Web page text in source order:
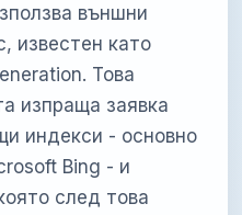
външни
известен като
Това
изпраща заявка
индекси - основно
Bing - и
след това